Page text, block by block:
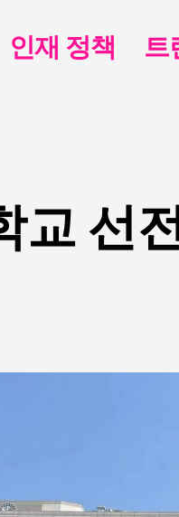
교 선
인재 정책 트